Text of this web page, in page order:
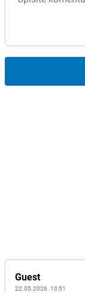
Guest
22.05.2026. 10:51